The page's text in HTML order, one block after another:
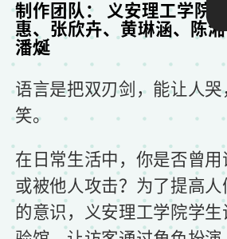
制作团队： 义安理工学院
惠、张欣卉、黄琳涵、陈
潘烻
语言是把双刃剑，能让人
笑。
在日常生活中，你是否曾
或被他人攻击？为了提高
的意识，义安理工学院学